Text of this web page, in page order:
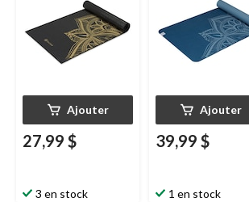
Ajouter
27,99 $
3 en stock
Ajouter
39,99 $
1 en stock